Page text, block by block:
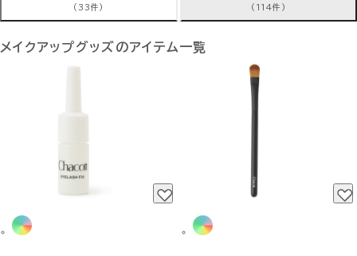
(33件) (114件)
メイクアップグッズのアイテム一覧